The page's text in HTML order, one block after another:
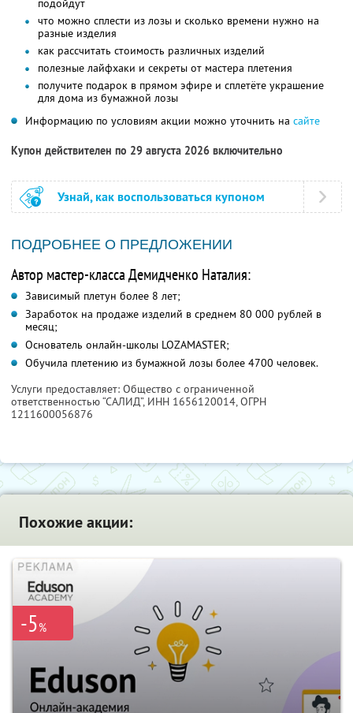
подойдут
что можно сплести из лозы и сколько времени нужно на
разные изделия
как рассчитать стоимость различных изделий
полезные лайфхаки и секреты от мастера плетения
получите подарок в прямом эфире и сплетёте украшение
для дома из бумажной лозы
Информацию по условиям акции можно уточнить на сайте
Купон действителен по 29 августа 2026 включительно
Узнай, как воспользоваться купоном
ПОДРОБНЕЕ О ПРЕДЛОЖЕНИИ
Автор мастер-класса Демидченко Наталия:
Зависимый плетун более 8 лет;
Заработок на продаже изделий в среднем 80 000 рублей в
месяц;
Основатель онлайн-школы LOZAMASTER;
Обучила плетению из бумажной лозы более 4700 человек.
Услуги предоставляет: Общество с ограниченной
ответственностью “САЛИД”, ИНН 1656120014, ОГРН
1211600056876
Похожие акции:
-5%